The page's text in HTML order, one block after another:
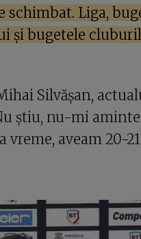
schimbat. Liga,
și bugetele
Silvășan,
știu, nu-mi
aveam 20-